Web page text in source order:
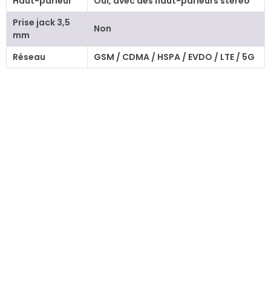
Prise jack 3,5
mm
Non
Réseau GSM / CDMA / HSPA / EVDO / LTE / 5G